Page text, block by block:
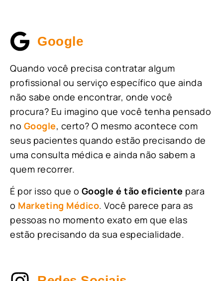
Google
Quando você precisa contratar algum
profissional ou serviço específico que ainda
não sabe onde encontrar, onde você
procura? Eu imagino que você tenha pensado
no Google, certo? O mesmo acontece com
seus pacientes quando estão precisando de
uma consulta médica e ainda não sabem a
quem recorrer.
É por isso que o Google é tão eficiente para
o Marketing Médico. Você parece para as
pessoas no momento exato em que elas
estão precisando da sua especialidade.